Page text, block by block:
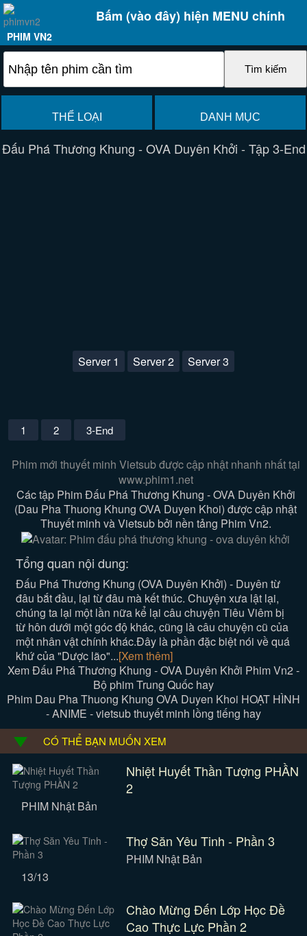
Bấm (vào đây) hiện MENU chính
PHIM VN2
THỂ LOẠI DANH MỤC
Đấu Phá Thương Khung - OVA Duyên Khởi - Tập 3-End
Server 1 Server 2 Server 3
1 2 3-End
Phim mới thuyết minh Vietsub được cập nhật nhanh nhất tại
www.phim1.net
Các tập Phim Đấu Phá Thương Khung - OVA Duyên Khởi
(Dau Pha Thuong Khung OVA Duyen Khoi) được cập nhật
Thuyết minh và Vietsub bởi nền tảng Phim Vn2.
Tổng quan nội dung:
Đấu Phá Thương Khung (OVA Duyên Khởi) - Duyên từ
đâu bắt đầu, lại từ đâu mà kết thúc. Chuyện xưa lật lại,
chúng ta lại một lần nữa kể lại câu chuyện Tiêu Viêm bị
từ hôn dưới một góc độ khác, cũng là câu chuyện cũ của
một nhân vật chính khác.Đây là phần đặc biệt nói về quá
khứ của "Dược lão"...[Xem thêm]
Xem Đấu Phá Thương Khung - OVA Duyên Khởi Phim Vn2 -
Bộ phim Trung Quốc hay
Phim Dau Pha Thuong Khung OVA Duyen Khoi HOẠT HÌNH
- ANIME - vietsub thuyết minh lồng tiếng hay
CÓ THỂ BẠN MUỐN XEM
Nhiệt Huyết Thần Tượng PHẦN
2
PHIM Nhật Bản
Thợ Săn Yêu Tinh - Phần 3
PHIM Nhật Bản
13/13
Chào Mừng Đến Lớp Học Đề
Cao Thực Lực Phần 2